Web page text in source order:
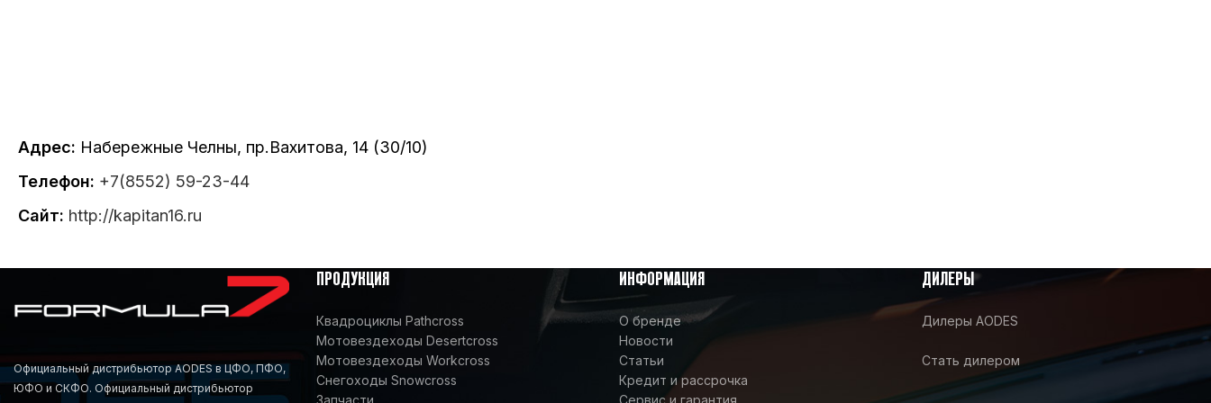
Адрес: Набережные Челны, пр.Вахитова, 14 (30/10)
Телефон: +7(8552) 59-23-44
Сайт: http://kapitan16.ru
Официальный дистрибьютор AODES в ЦФО, ПФО,
ЮФО и СКФО. Официальный дистрибьютор
ПРОДУКЦИЯ
Квадроциклы Pathcross
Мотовездеходы Desertcross
Мотовездеходы Workcross
Снегоходы Snowcross
Запчасти
ИНФОРМАЦИЯ
О бренде
Новости
Статьи
Кредит и рассрочка
Сервис и гарантия
ДИЛЕРЫ
Дилеры AODES
Стать дилером